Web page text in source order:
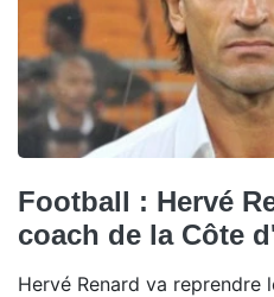
Football : Hervé
coach de la Côte
Hervé Renard va reprendre